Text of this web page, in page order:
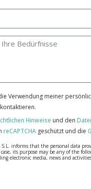
Verwendung meiner
Hinweise und den
reCAPTCHA geschützt und die
S.L. informs that the personal data
case, its purpose may be any of the
electronic media, news and activities
strictly confidential and shall be